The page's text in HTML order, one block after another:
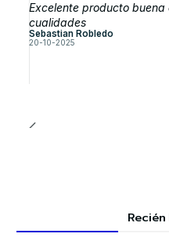
Excelente producto
cualidades
Sebastian Robledo
20-10-2025